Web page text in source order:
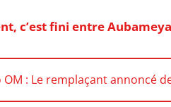
c’est fini entre
: Le remplaçant annoncé